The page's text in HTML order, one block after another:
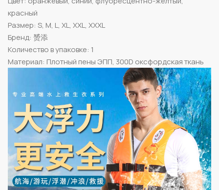
красный
Размер: S, M, L, XL, XXL, XXXL
Бренд: 赟添
Количество в упаковке: 1
Материал: Плотный пены ЭПП, 300D оксфордская ткань